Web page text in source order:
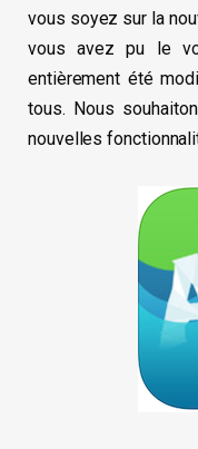
vous soyez sur la
vous avez pu le
entièrement été
tous. Nous
nouvelles